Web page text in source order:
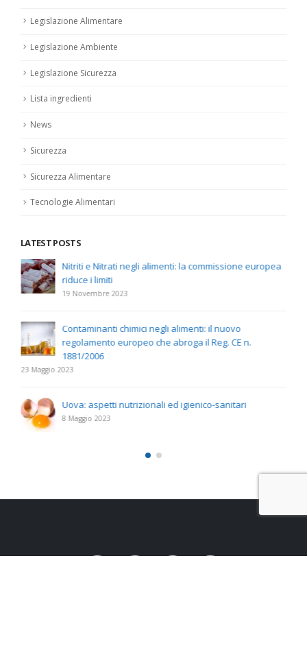
Legislazione Alimentare
Legislazione Ambiente
Legislazione Sicurezza
Lista ingredienti
News
Sicurezza
Sicurezza Alimentare
Tecnologie Alimentari
LATEST POSTS
Nitriti e Nitrati negli alimenti: la commissione europea
riduce i limiti
19 Novembre 2023
Contaminanti chimici negli alimenti: il nuovo
regolamento europeo che abroga il Reg. CE n.
1881/2006
23 Maggio 2023
Uova: aspetti nutrizionali ed igienico-sanitari
8 Maggio 2023